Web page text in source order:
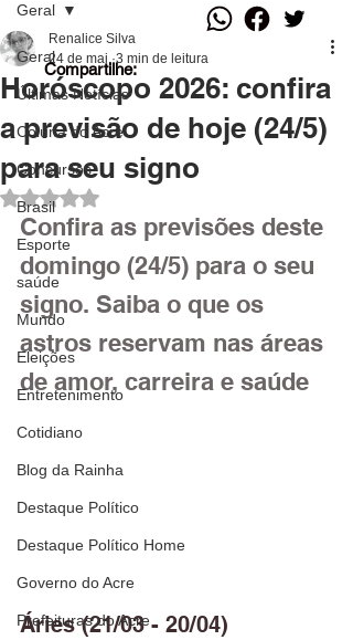
Geral
Últimas Notícias
Coluna do Acre
Concursos
Brasil
Esporte
saúde
Mundo
Eleições
Entretenimento
Cotidiano
Blog da Rainha
Destaque Político
Destaque Político Home
Governo do Acre
Prefeituras do Acre
Geral
Horóscopo 2026: confira
a previsão de hoje (24/5)
para seu signo
Renalice Silva
24 de mai. 3 min de leitura
Avaliado com NaN de 5 estrelas.
Confira as previsões deste
domingo (24/5) para o seu
signo. Saiba o que os
astros reservam nas áreas
de amor, carreira e saúde
Áries (21/03 - 20/04)
Compartilhe: